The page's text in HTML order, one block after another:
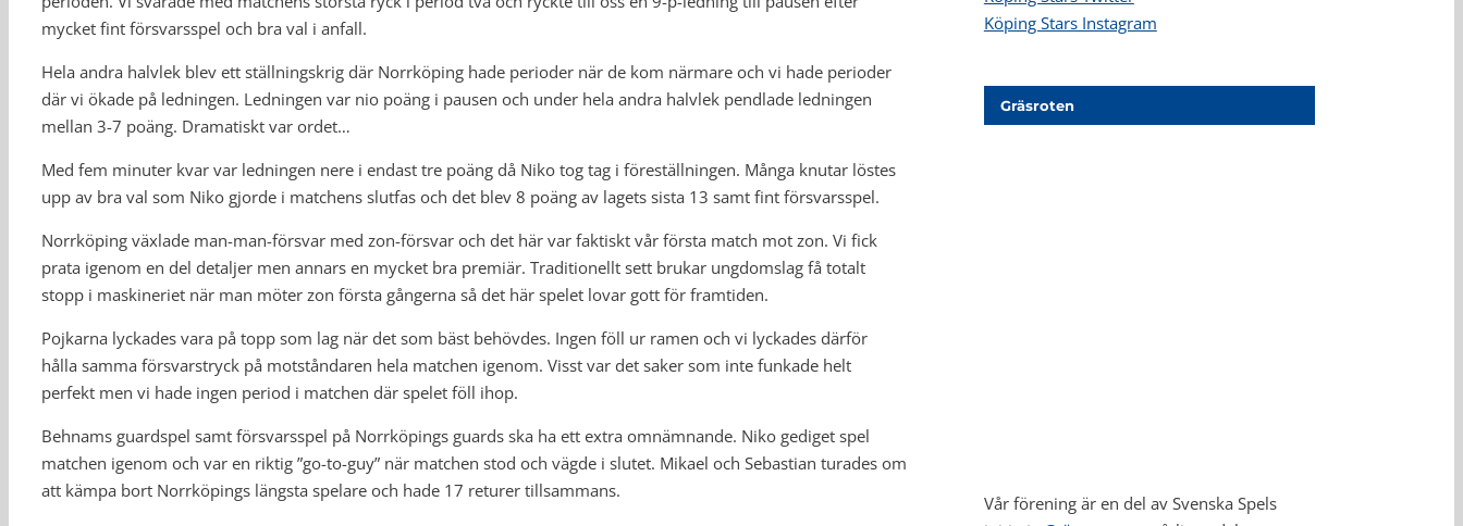
mycket fint försvarsspel och bra val i anfall.
Hela andra halvlek blev ett ställningskrig där Norrköping hade perioder när de kom närmare och vi hade perioder
där vi ökade på ledningen. Ledningen var nio poäng i pausen och under hela andra halvlek pendlade ledningen
mellan 3-7 poäng. Dramatiskt var ordet…
Med fem minuter kvar var ledningen nere i endast tre poäng då Niko tog tag i föreställningen. Många knutar löstes
upp av bra val som Niko gjorde i matchens slutfas och det blev 8 poäng av lagets sista 13 samt fint försvarsspel.
Norrköping växlade man-man-försvar med zon-försvar och det här var faktiskt vår första match mot zon. Vi fick
prata igenom en del detaljer men annars en mycket bra premiär. Traditionellt sett brukar ungdomslag få totalt
stopp i maskineriet när man möter zon första gångerna så det här spelet lovar gott för framtiden.
Pojkarna lyckades vara på topp som lag när det som bäst behövdes. Ingen föll ur ramen och vi lyckades därför
hålla samma försvarstryck på motståndaren hela matchen igenom. Visst var det saker som inte funkade helt
perfekt men vi hade ingen period i matchen där spelet föll ihop.
Behnams guardspel samt försvarsspel på Norrköpings guards ska ha ett extra omnämnande. Niko gediget spel
matchen igenom och var en riktig ”go-to-guy” när matchen stod och vägde i slutet. Mikael och Sebastian turades om
att kämpa bort Norrköpings längsta spelare och hade 17 returer tillsammans.
Köping Stars Instagram
Gräsroten
Vår förening är en del av Svenska Spels